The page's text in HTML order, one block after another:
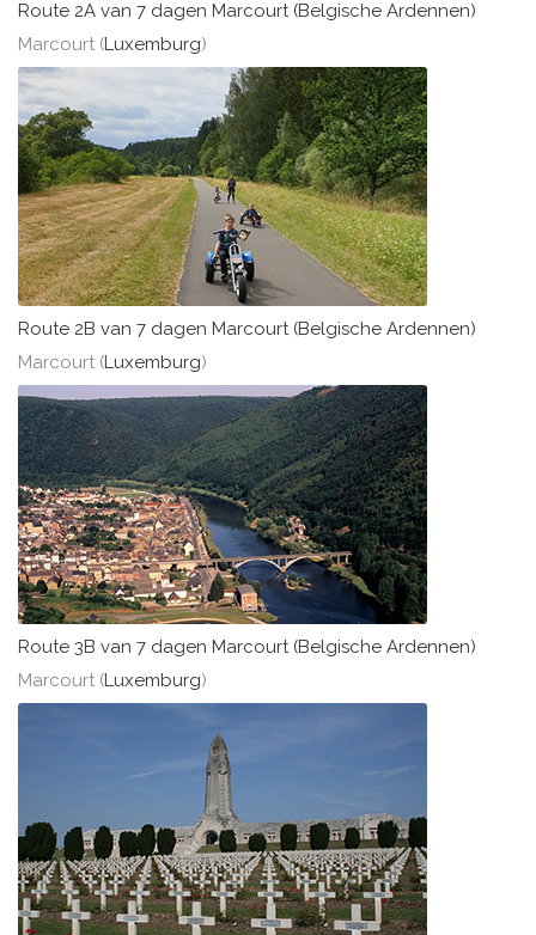
Route 2A van 7 dagen Marcourt (Belgische Ardennen)
Marcourt (Luxemburg)
Route 2B van 7 dagen Marcourt (Belgische Ardennen)
Marcourt (Luxemburg)
Route 3B van 7 dagen Marcourt (Belgische Ardennen)
Marcourt (Luxemburg)